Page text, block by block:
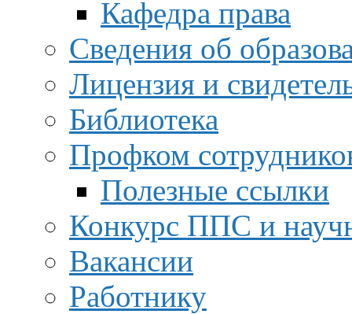
Кафедра права
Сведения об
Лицензия и
Библиотека
Профком
Полезные ссылки
Конкурс ППС и
Вакансии
Работнику